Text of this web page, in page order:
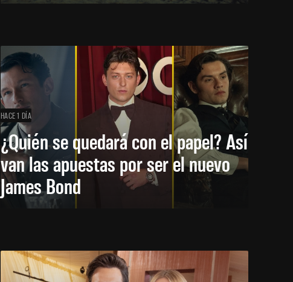
HACE 1 DÍA
¿Quién se quedará con el papel? Así
van las apuestas por ser el nuevo
James Bond